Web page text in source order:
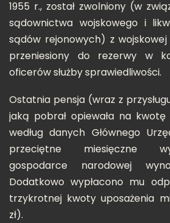
1955 r., został zwolniony (w
sądownictwa wojskowego i
sądów rejonowych) z wojskowej
przeniesiony do rezerwy w
oficerów służby sprawiedliwości.
Ostatnia pensja (wraz z
jaką pobrał opiewała na kwotę
według danych Głównego
przeciętne miesięczne
gospodarce narodowej
Dodatkowo wypłacono mu
trzykrotnej kwoty uposażenia
zł).